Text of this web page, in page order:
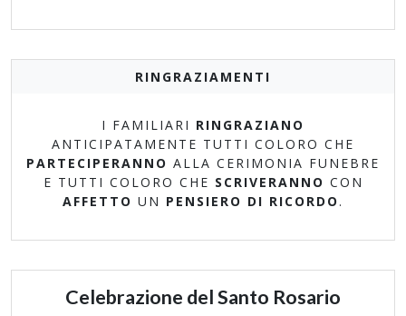
RINGRAZIAMENTI
I FAMILIARI RINGRAZIANO
ANTICIPATAMENTE TUTTI COLORO CHE
PARTECIPERANNO ALLA CERIMONIA FUNEBRE
E TUTTI COLORO CHE SCRIVERANNO CON
AFFETTO UN PENSIERO DI RICORDO .
Celebrazione del Santo Rosario